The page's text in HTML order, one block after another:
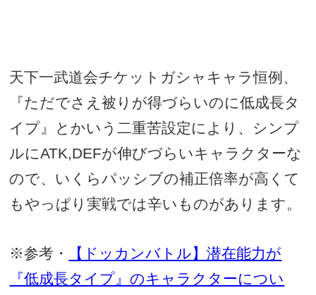
天下一武道会チケットガシャキャラ恒例、
『ただでさえ被りが得づらいのに低成長タ
イプ』とかいう二重苦設定により、シンプ
ルにATK,DEFが伸びづらいキャラクターな
ので、いくらパッシブの補正倍率が高くて
もやっぱり実戦では辛いものがあります。
※参考・
【ドッカンバトル】潜在能力が
『低成長タイプ』のキャラクターについ